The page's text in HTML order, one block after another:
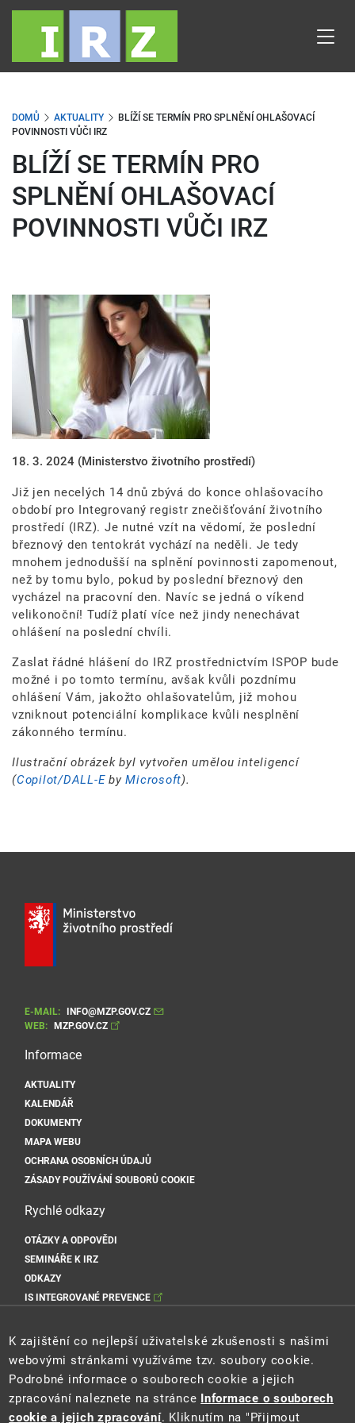
Přejít
obsahu
DOMŮ AKTUALITY
BLÍŽÍ SE TERMÍN PRO SPLNĚNÍ OHLAŠOVACÍ
POVINNOSTI VŮČI IRZ
BLÍŽÍ SE TERMÍN PRO
SPLNĚNÍ OHLAŠOVACÍ
POVINNOSTI VŮČI IRZ
Obrázek
18. 3. 2024 (Ministerstvo životního prostředí)
Již jen necelých 14 dnů zbývá do konce ohlašovacího
období pro Integrovaný registr znečišťování životního
prostředí (IRZ). Je nutné vzít na vědomí, že poslední
březnový den tentokrát vychází na neděli. Je tedy
mnohem jednodušší na splnění povinnosti zapomenout,
než by tomu bylo, pokud by poslední březnový den
vycházel na pracovní den. Navíc se jedná o víkend
velikonoční! Tudíž platí více než jindy nenechávat
ohlášení na poslední chvíli.
Zaslat řádné hlášení do IRZ prostřednictvím ISPOP bude
možné i po tomto termínu, avšak kvůli pozdnímu
ohlášení Vám, jakožto ohlašovatelům, již mohou
vzniknout potenciální komplikace kvůli nesplnění
zákonného termínu.
Ilustrační obrázek byl vytvořen umělou inteligencí
(Copilot/DALL-EbyMicrosoft).
E-MAIL:
INFO@MZP.GOV.CZ
WEB:
MZP.GOV.CZ
Informace
AKTUALITY
KALENDÁŘ
DOKUMENTY
MAPA WEBU
OCHRANA OSOBNÍCH ÚDAJŮ
ZÁSADY POUŽÍVÁNÍ SOUBORŮ COOKIE
Rychlé odkazy
OTÁZKY A ODPOVĚDI
SEMINÁŘE K IRZ
ODKAZY
IS INTEGROVANÉ PREVENCE
Sociální sítě Cenia
K zajištění co nejlepší uživatelské zkušenosti s našimi
webovými stránkami využíváme tzv. soubory cookie.
Podrobné informace o souborech cookie a jejich
zpracování naleznete na stránce Informace o souborech
cookie a jejich zpracování. Kliknutím na "Přijmout